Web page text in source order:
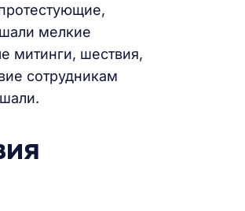
мелкие
митинги, шествия,
сотрудникам